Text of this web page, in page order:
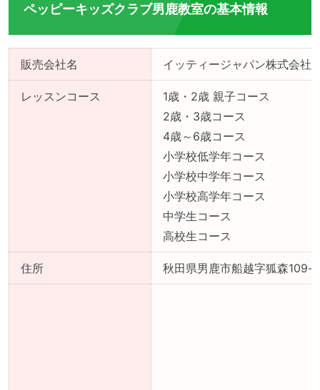
ペッピーキッズクラブ男鹿教室の基本情報
販売会社名 イッティージャパン株式会社
レッスンコース
1歳・2歳 親子コース
2歳・3歳コース
4歳～6歳コース
小学校低学年コース
小学校中学年コース
小学校高学年コース
中学生コース
高校生コース
住所 秋田県男鹿市船越字狐森109-